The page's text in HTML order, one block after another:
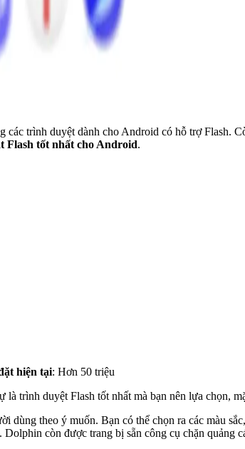
trình duyệt dành cho Android có hỗ trợ Flash.
tốt nhất cho Android.
hiện tại: Hơn 50 triệu
trình duyệt Flash tốt nhất mà bạn nên lựa chọn,
theo ý muốn. Bạn có thể chọn ra các màu
còn được trang bị sẵn công cụ chặn quảng